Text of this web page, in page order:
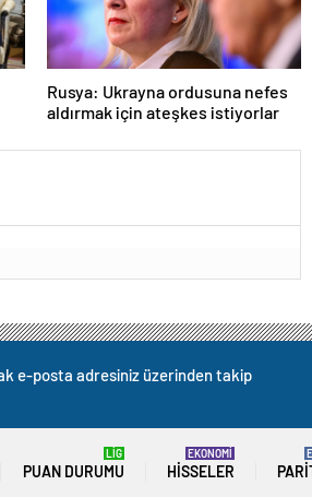
Rusya: Ukrayna ordusuna nefes
aldırmak için ateşkes istiyorlar
e-posta adresiniz üzerinden takip
PUAN DURUMU
LİG
HISSELER
EKONOMİ